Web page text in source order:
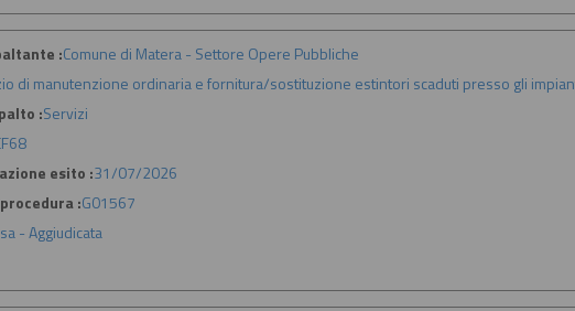
:Comune di Matera - Settore Opere Pubbliche
di manutenzione ordinaria e fornitura/sostituzione estintori scaduti presso gli
:Servizi
esito :31/07/2026
:G01567
- Aggiudicata